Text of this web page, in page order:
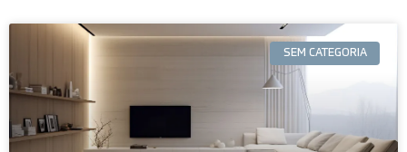
SEM CATEGORIA